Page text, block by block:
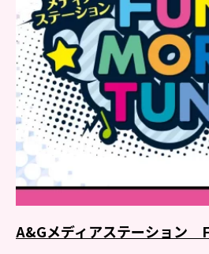
A&Gメディアステーション